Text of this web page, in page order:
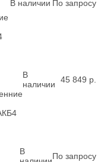
В наличии По запросу
4
В
наличии
45 849 р.
В
По запросу